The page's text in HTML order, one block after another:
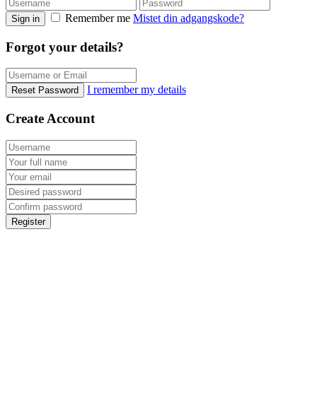
Sign in Remember me Mistet din adgangskode?
Forgot your details?
Reset Password I remember my details
Create Account
Register